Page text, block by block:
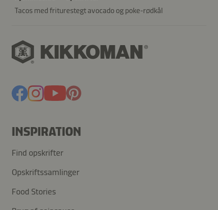
Tacos med friturestegt avocado og poke-rødkål
INSPIRATION
Find opskrifter
Opskriftssamlinger
Food Stories